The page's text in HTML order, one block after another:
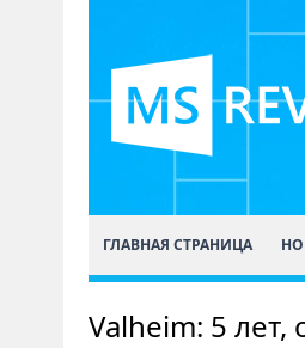
ГЛАВНАЯ СТРАНИЦА
Valheim: 5